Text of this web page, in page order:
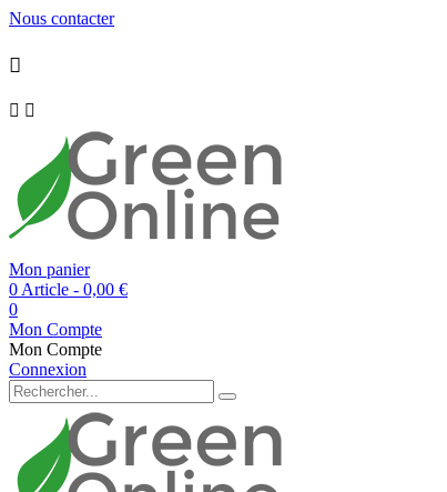
Nous contacter

 
Mon panier
0 Article - 0,00 €
0
Mon Compte
Mon Compte
Connexion